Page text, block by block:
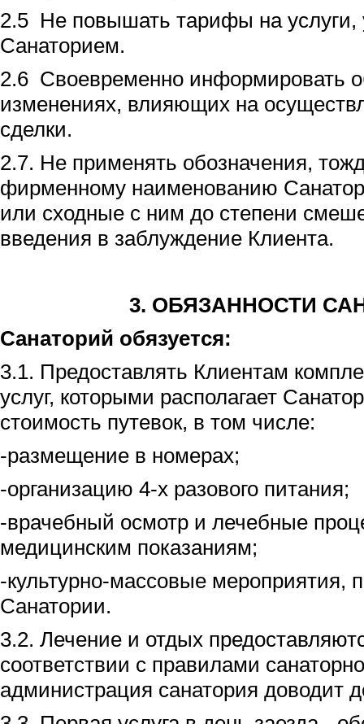
2.5 Не повышать тарифы на услуги,
Санаторием.
2.6 Своевременно информировать
изменениях, влияющих на
сделки.
2.7. Не применять обозначения,
фирменному наименованию
или сходные с ним до степени
введения в заблуждение Клиента.
3. ОБЯЗАННОСТИ
Санаторий обязуется:
3.1. Предоставлять Клиентам
услуг, которыми располагает
стоимость путевок, в том числе:
-размещение в номерах;
-организацию 4-х разового питания;
-врачебный осмотр и лечебные
медицинским показаниям;
-культурно-массовые мероприятия,
Санатории.
3.2. Лечение и отдых
соответствии с правилами
администрация санатория доводит